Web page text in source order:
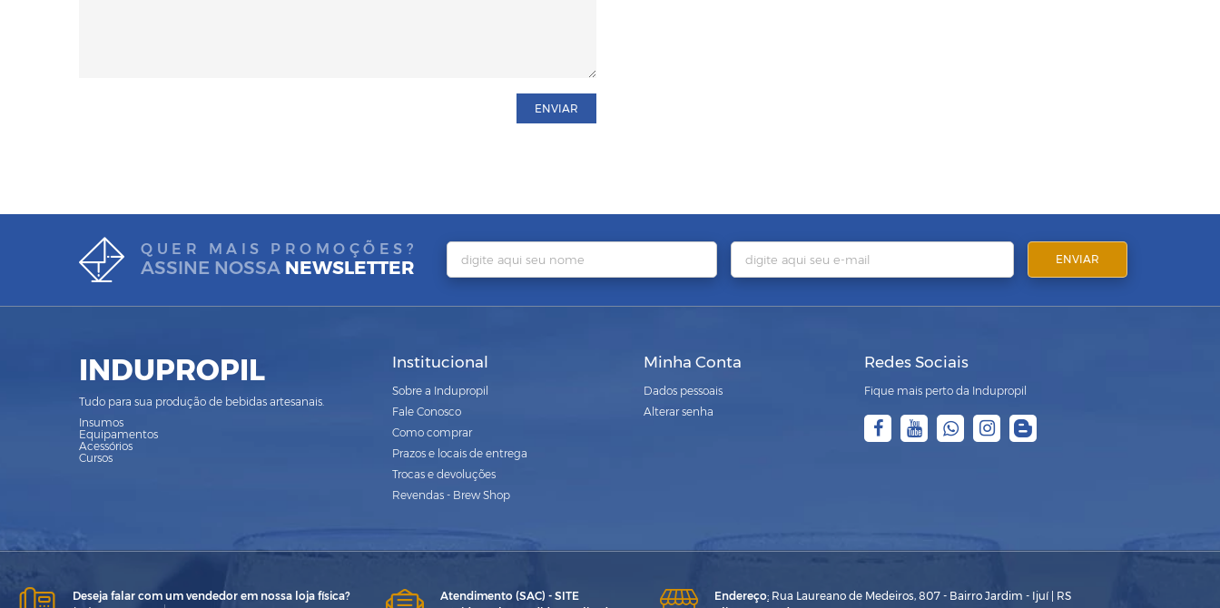
ENVIAR
QUER MAIS PROMOÇÕES?
ASSINE NOSSA NEWSLETTER
INDUPROPIL
Tudo para sua produção de bebidas artesanais.
Insumos
Equipamentos
Acessórios
Cursos
Institucional
Sobre a Indupropil
Fale Conosco
Como comprar
Prazos e locais de entrega
Trocas e devoluções
Revendas - Brew Shop
Minha Conta
Dados pessoais
Alterar senha
Redes Sociais
Fique mais perto da Indupropil
Deseja falar com um vendedor em nossa loja física?
Atendimento (SAC) - SITE
Endereço: Rua Laureano de Medeiros, 807 - Bairro Jardim - Ijuí | RS